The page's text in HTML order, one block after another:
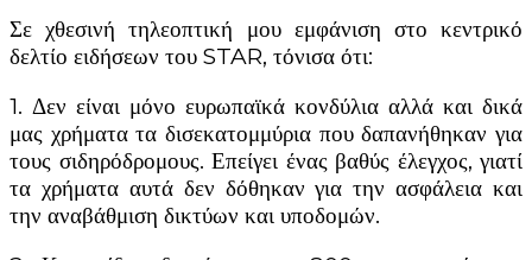
Σε χθεσινή τηλεοπτική μου εμφάνιση στο κεντρικό
δελτίο ειδήσεων του STAR, τόνισα ότι:
1. Δεν είναι μόνο ευρωπαϊκά κονδύλια αλλά και δικά
μας χρήματα τα δισεκατομμύρια που δαπανήθηκαν για
τους σιδηρόδρομους. Επείγει ένας βαθύς έλεγχος, γιατί
τα χρήματα αυτά δεν δόθηκαν για την ασφάλεια και
την αναβάθμιση δικτύων και υποδομών.